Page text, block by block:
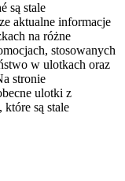
są stale
aktualne informacje
na różne
stosowanych
w ulotkach oraz
stronie
ulotki z
są stale